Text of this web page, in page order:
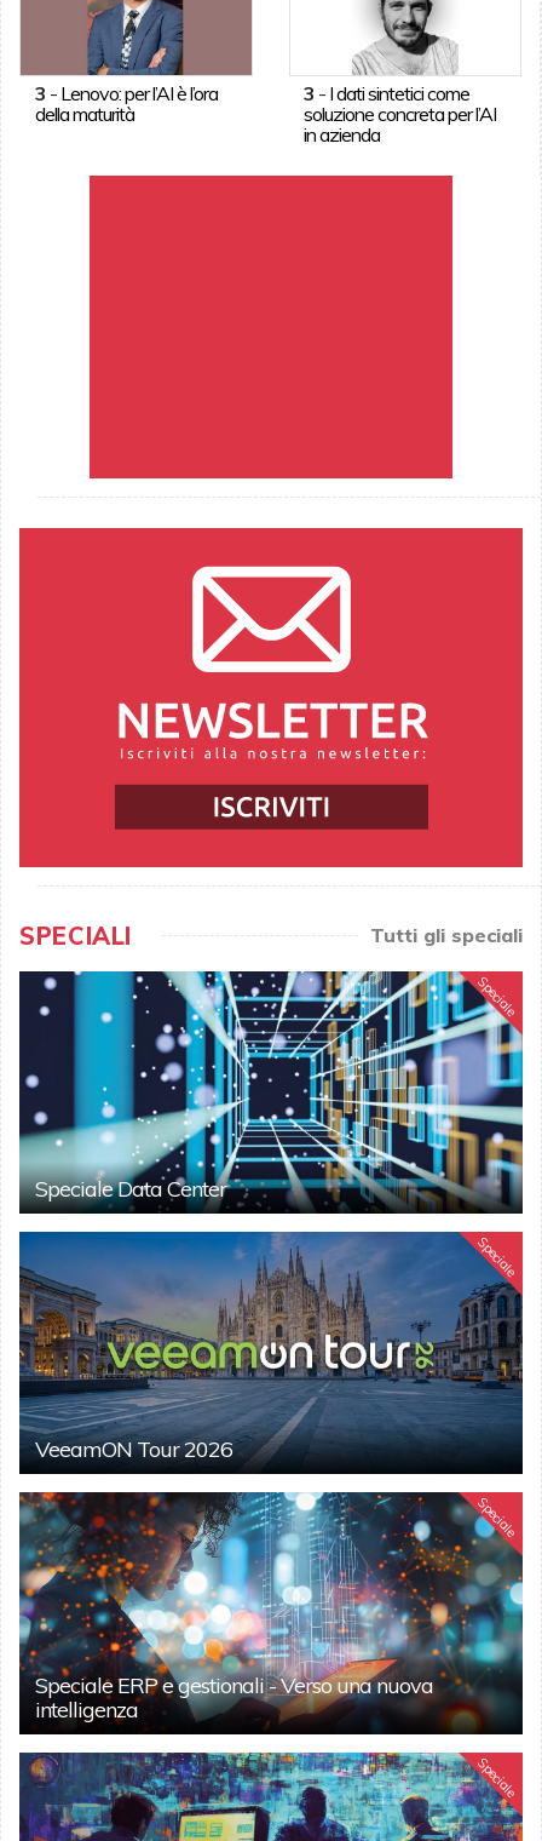
3 - Lenovo: per l’AI è l’ora
della maturità
3 - I dati sintetici come
soluzione concreta per l’AI
in azienda
SPECIALI Tutti gli speciali
Speciale
Speciale Data Center
Speciale
VeeamON Tour 2026
Speciale
Speciale ERP e gestionali - Verso una nuova
intelligenza
Speciale